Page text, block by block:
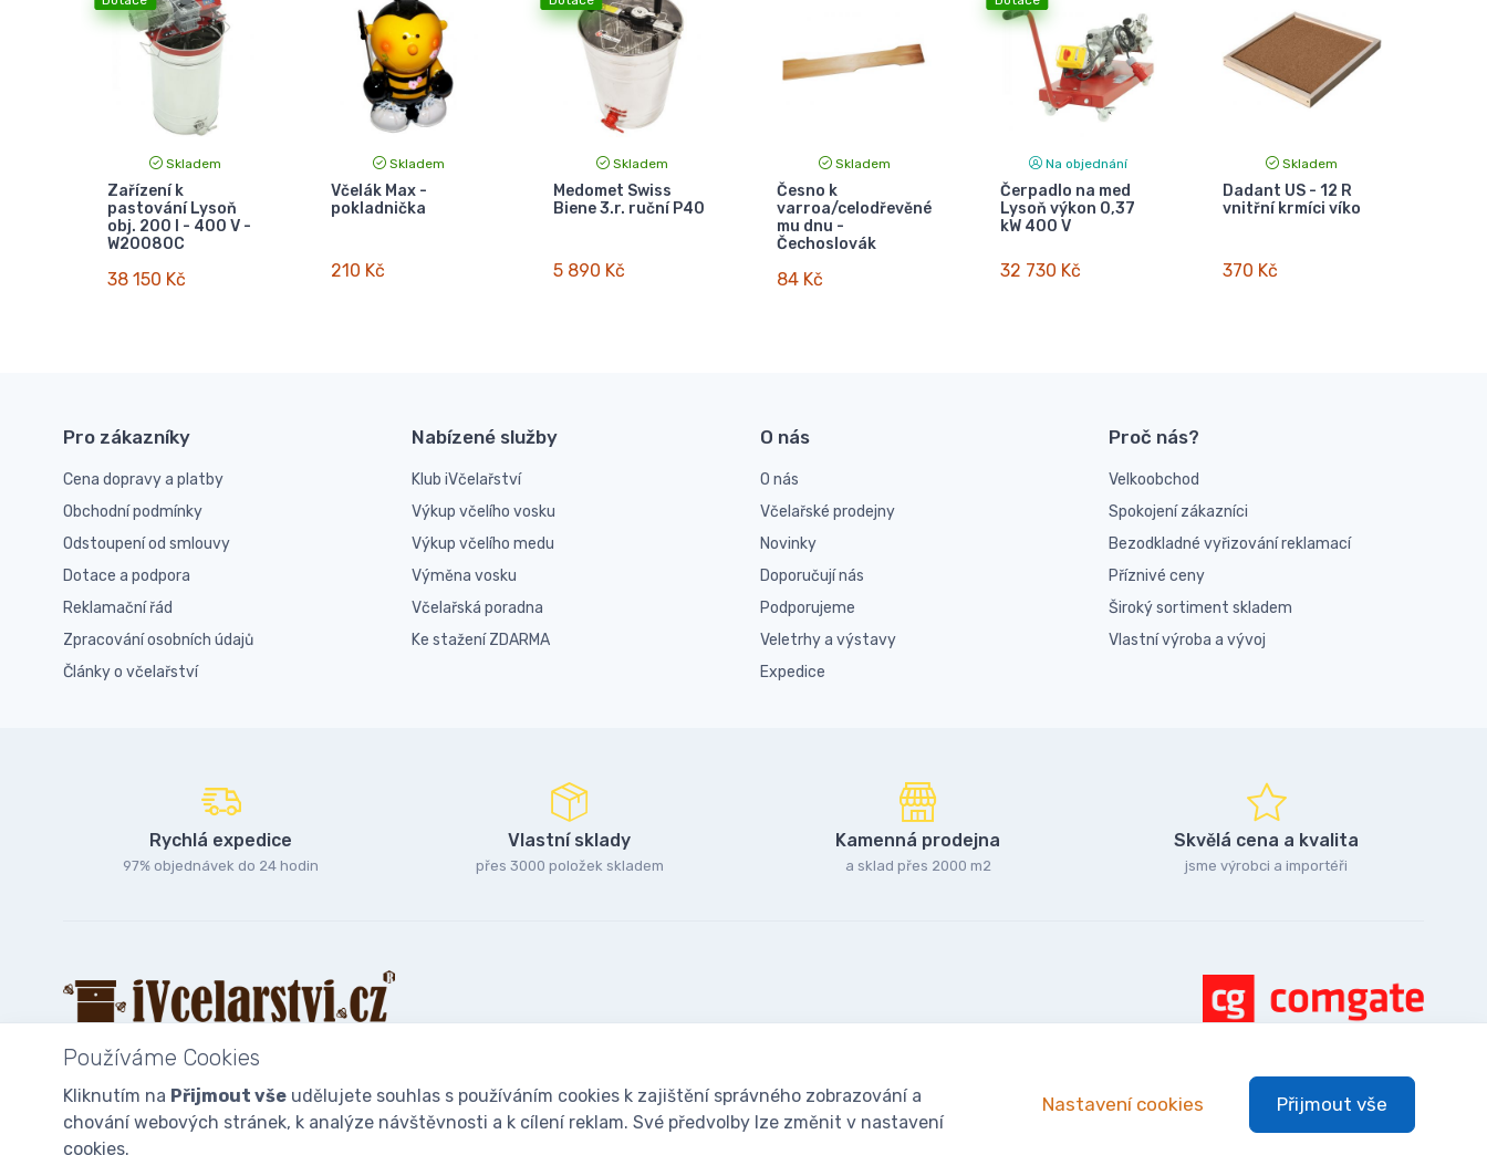
Skladem
Zařízení k
pastování Lysoň
obj. 200 l - 400 V -
W20080C
38 150 Kč
Skladem
Včelák Max -
pokladnička
210 Kč
Skladem
Medomet Swiss
Biene 3.r. ruční P40
5 890 Kč
Skladem
Česno k
varroa/celodřevěné
mu dnu -
Čechoslovák
84 Kč
Na objednání
Čerpadlo na med
Lysoň výkon 0,37
kW 400 V
32 730 Kč
Skladem
Dadant US - 12 R
vnitřní krmíci víko
370 Kč
Pro zákazníky
Cena dopravy a platby
Obchodní podmínky
Odstoupení od smlouvy
Dotace a podpora
Reklamační řád
Zpracování osobních údajů
Články o včelařství
Nabízené služby
Klub iVčelařství
Výkup včelího vosku
Výkup včelího medu
Výměna vosku
Včelařská poradna
Ke stažení ZDARMA
O nás
O nás
Včelařské prodejny
Novinky
Doporučují nás
Podporujeme
Veletrhy a výstavy
Expedice
Proč nás?
Velkoobchod
Spokojení zákazníci
Bezodkladné vyřizování reklamací
Příznivé ceny
Široký sortiment skladem
Vlastní výroba a vývoj
Rychlá expedice
97% objednávek do 24 hodin
Vlastní sklady
přes 3000 položek skladem
Kamenná prodejna
a sklad přes 2000 m2
Skvělá cena a kvalita
jsme výrobci a importéři
© 2025iVcelarstvi.cz®Všechna práva vyhrazena.|Staňte se fanoušky: Včelařské potřeby - www.ivcelarstvi.cz
Používáme Cookies
Kliknutím na Přijmout vše udělujete souhlas s používáním cookies k zajištění správného zobrazování a
chování webových stránek, k analýze návštěvnosti a k cílení reklam. Své předvolby lze změnit v nastavení
cookies.
Nastavení cookies Přijmout vše